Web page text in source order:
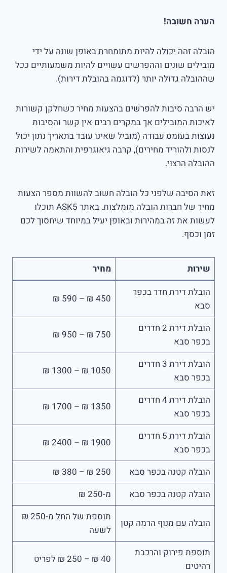
הערה חשובה!
הובלה זהה יכולה להיות מתומחרת באופן שונה על ידי
מובילים שונים וההפרשים עשויים להיות משמעותיים ככל
שההובלה גדולה יותר (לדוגמה בהובלת דירות).
יש הרבה סיבות להפרשים בהצעות מחיר כשחלקן קשורות
לאיכות המובילים אך במקרים רבים אין קשר והסיבות
נעוצות בעומס עבודה (מוביל שאינו עובד בתאריך נתון יכול
לנסות ולהוריד מחירים), קרבה גיאוגרפית והתאמה לשירות
ההובלה הרצוי.
זאת הסיבה שלפני כל הובלה חשוב להשוות מספר הצעות
מחיר של חברות הובלה מומלצות. באתר ASK5 תוכלו
לעשות את זה במהירות ובאופן יעיל במיוחד שיחסוך לכם
זמן וכסף.
שירות
מחיר
הובלת דירת חדר בכפר
סבא
450 ₪ – 590 ₪
הובלת דירת 2 חדרים
בכפר סבא
750 ₪ – 950 ₪
הובלת דירת 3 חדרים
בכפר סבא
1050 ₪ – 1300 ₪
הובלת דירת 4 חדרים
בכפר סבא
1350 ₪ – 1700 ₪
הובלת דירת 5 חדרים
בכפר סבא
1900 ₪ – 2400 ₪
הובלה קטנה בכפר סבא
250 ₪ – 380 ₪
הובלה קטנה בכפר סבא
מ-250 ₪
הובלה עם מנוף הרמה קטן
תוספת של החל מ-250 ₪
לשעה
תוספת פירוק והרכבת
רהיטים
40 ₪ – 250 ₪ לפריט